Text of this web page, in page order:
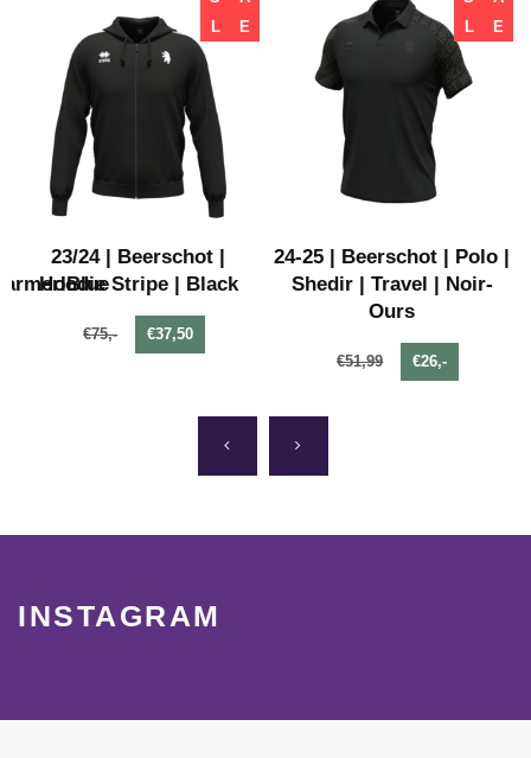
L
E
23/24 | Beerschot |
Hoodie Stripe | Black
€75,- €37,50
L
E
24-25 | Beerschot | Polo |
Shedir | Travel | Noir-
Ours
€51,99 €26,-
INSTAGRAM